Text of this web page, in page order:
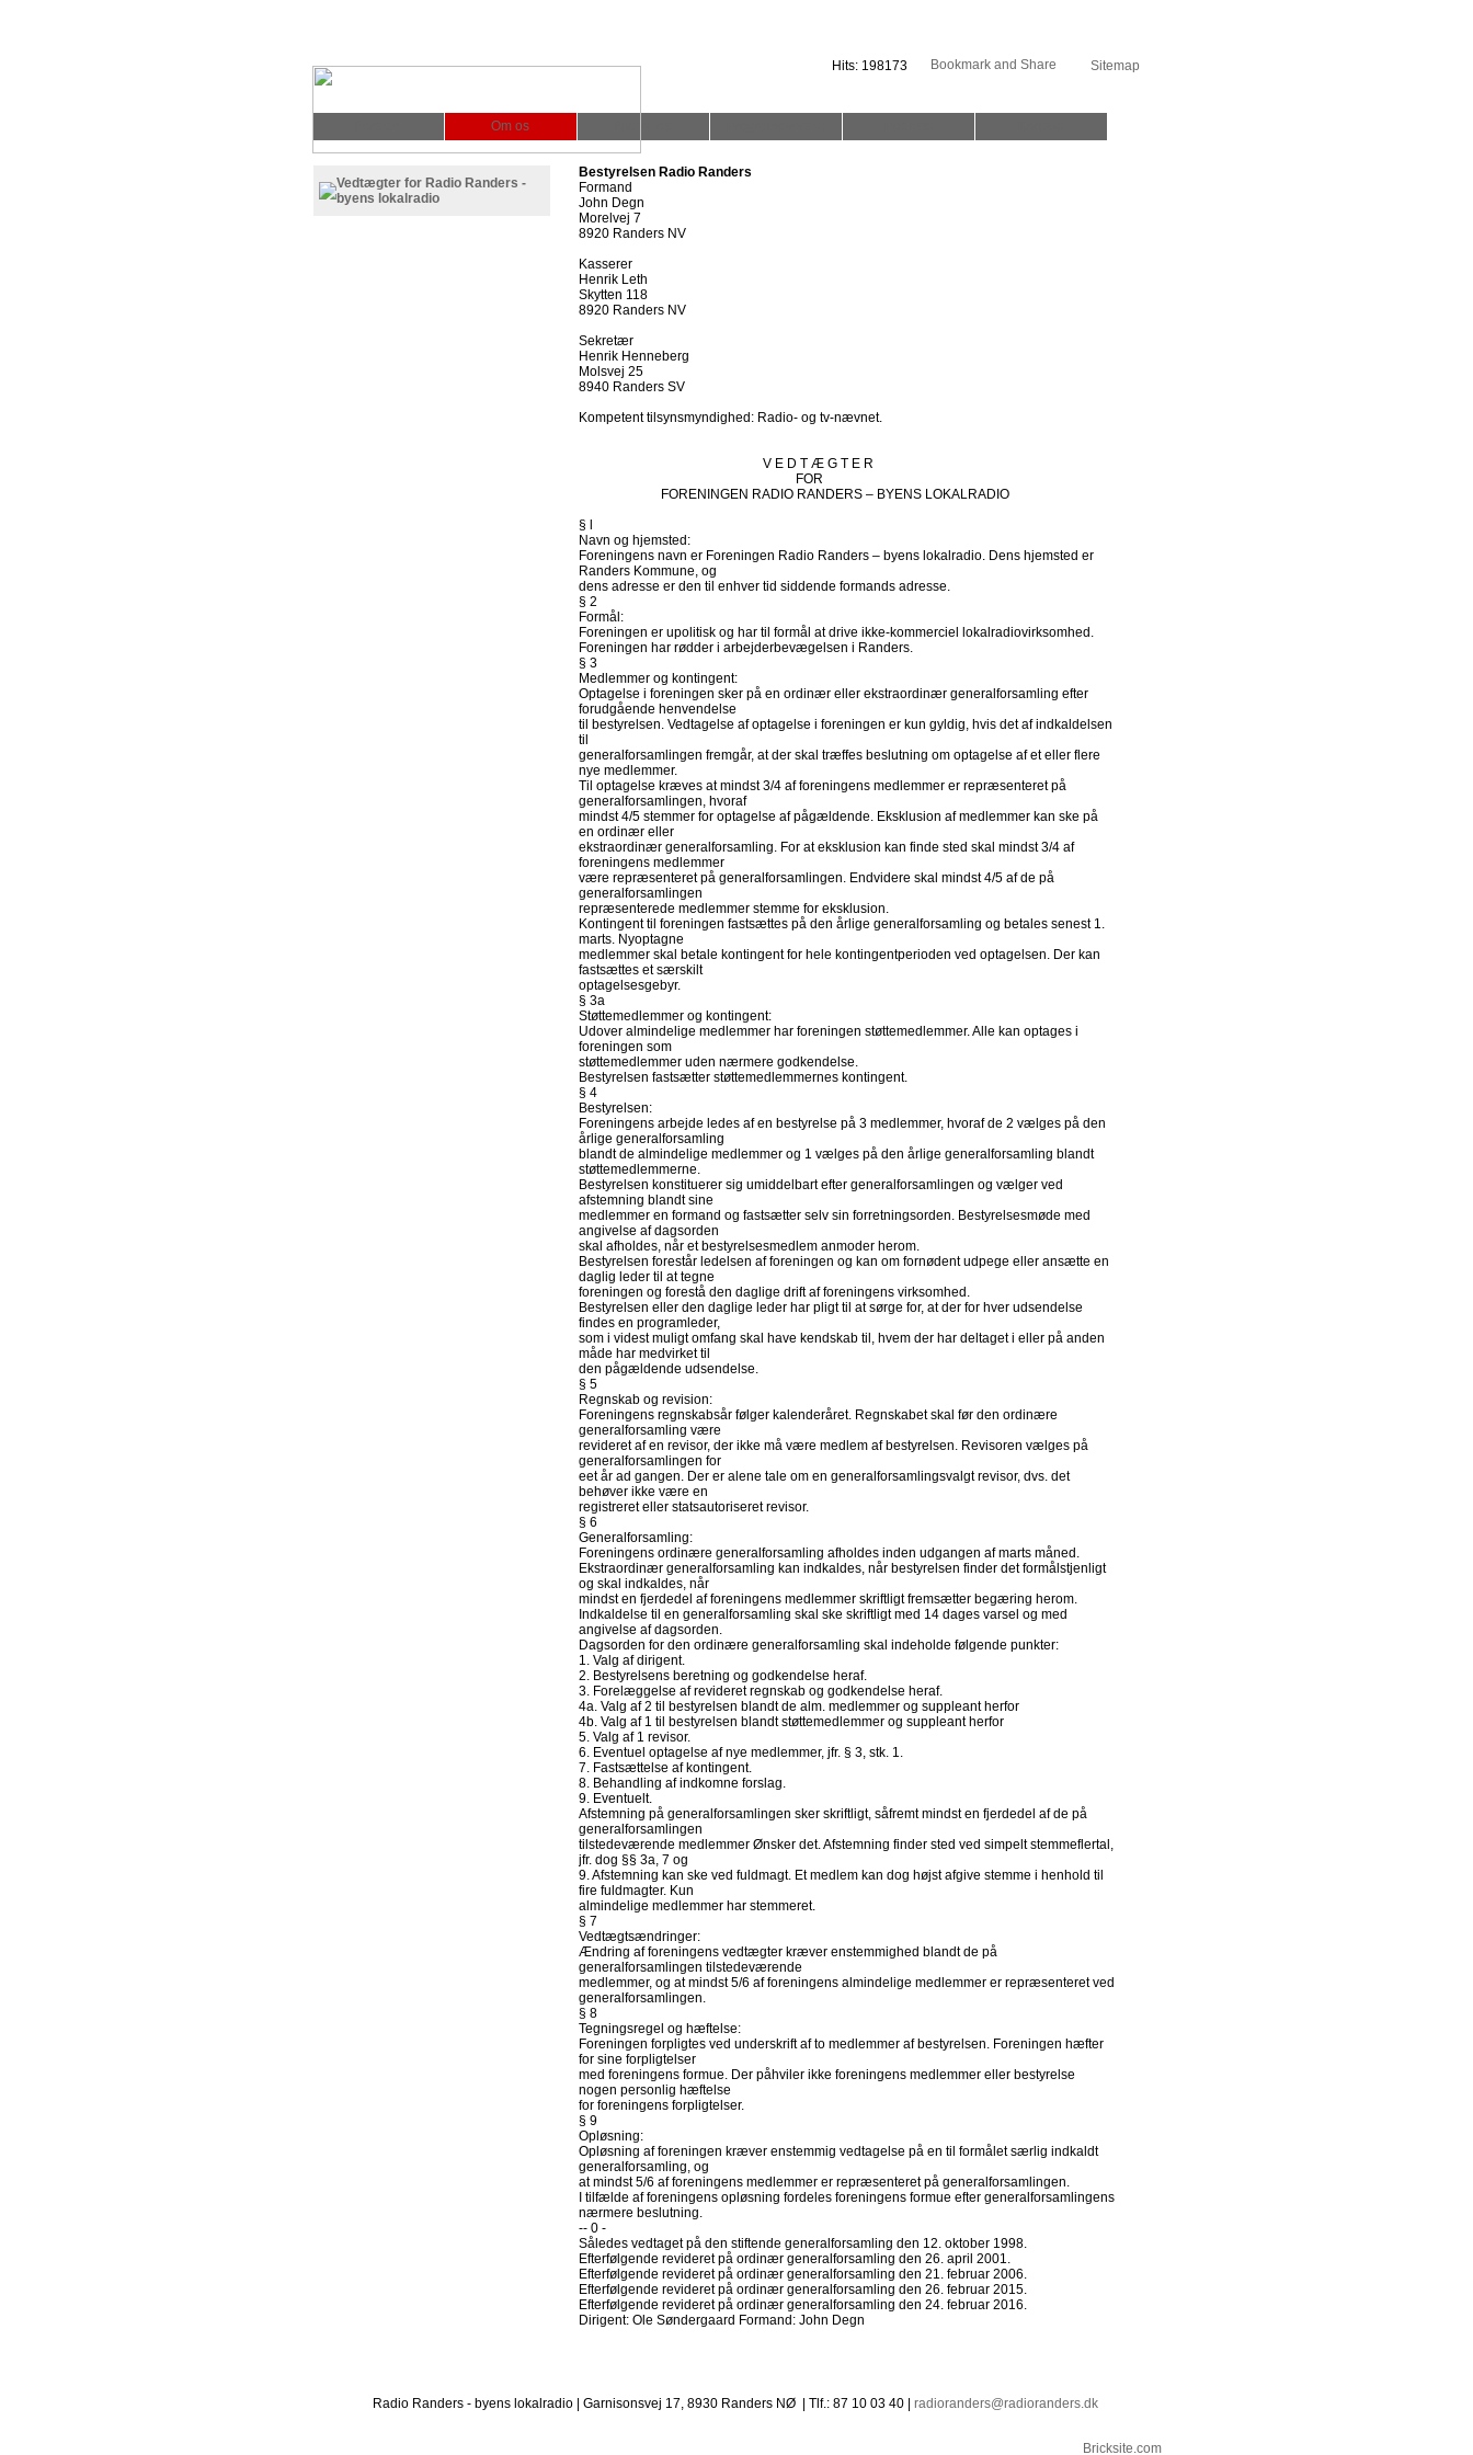
Hits: 198173 Sitemap
Om os
Vedtægter for Radio Randers -
byens lokalradio
Bestyrelsen Radio Randers
Formand
John Degn
Morelvej 7
8920 Randers NV
Kasserer
Henrik Leth
Skytten 118
8920 Randers NV
Sekretær
Henrik Henneberg
Molsvej 25
8940 Randers SV
Kompetent tilsynsmyndighed: Radio- og tv-nævnet.
V E D T Æ G T E R
FOR
FORENINGEN RADIO RANDERS – BYENS LOKALRADIO
§ l
Navn og hjemsted:
Foreningens navn er Foreningen Radio Randers – byens lokalradio. Dens hjemsted er
Randers Kommune, og
dens adresse er den til enhver tid siddende formands adresse.
§ 2
Formål:
Foreningen er upolitisk og har til formål at drive ikke-kommerciel lokalradiovirksomhed.
Foreningen har rødder i arbejderbevægelsen i Randers.
§ 3
Medlemmer og kontingent:
Optagelse i foreningen sker på en ordinær eller ekstraordinær generalforsamling efter
forudgående henvendelse
til bestyrelsen. Vedtagelse af optagelse i foreningen er kun gyldig, hvis det af indkaldelsen
til
generalforsamlingen fremgår, at der skal træffes beslutning om optagelse af et eller flere
nye medlemmer.
Til optagelse kræves at mindst 3/4 af foreningens medlemmer er repræsenteret på
generalforsamlingen, hvoraf
mindst 4/5 stemmer for optagelse af pågældende. Eksklusion af medlemmer kan ske på
en ordinær eller
ekstraordinær generalforsamling. For at eksklusion kan finde sted skal mindst 3/4 af
foreningens medlemmer
være repræsenteret på generalforsamlingen. Endvidere skal mindst 4/5 af de på
generalforsamlingen
repræsenterede medlemmer stemme for eksklusion.
Kontingent til foreningen fastsættes på den årlige generalforsamling og betales senest 1.
marts. Nyoptagne
medlemmer skal betale kontingent for hele kontingentperioden ved optagelsen. Der kan
fastsættes et særskilt
optagelsesgebyr.
§ 3a
Støttemedlemmer og kontingent:
Udover almindelige medlemmer har foreningen støttemedlemmer. Alle kan optages i
foreningen som
støttemedlemmer uden nærmere godkendelse.
Bestyrelsen fastsætter støttemedlemmernes kontingent.
§ 4
Bestyrelsen:
Foreningens arbejde ledes af en bestyrelse på 3 medlemmer, hvoraf de 2 vælges på den
årlige generalforsamling
blandt de almindelige medlemmer og 1 vælges på den årlige generalforsamling blandt
støttemedlemmerne.
Bestyrelsen konstituerer sig umiddelbart efter generalforsamlingen og vælger ved
afstemning blandt sine
medlemmer en formand og fastsætter selv sin forretningsorden. Bestyrelsesmøde med
angivelse af dagsorden
skal afholdes, når et bestyrelsesmedlem anmoder herom.
Bestyrelsen forestår ledelsen af foreningen og kan om fornødent udpege eller ansætte en
daglig leder til at tegne
foreningen og forestå den daglige drift af foreningens virksomhed.
Bestyrelsen eller den daglige leder har pligt til at sørge for, at der for hver udsendelse
findes en programleder,
som i videst muligt omfang skal have kendskab til, hvem der har deltaget i eller på anden
måde har medvirket til
den pågældende udsendelse.
§ 5
Regnskab og revision:
Foreningens regnskabsår følger kalenderåret. Regnskabet skal før den ordinære
generalforsamling være
revideret af en revisor, der ikke må være medlem af bestyrelsen. Revisoren vælges på
generalforsamlingen for
eet år ad gangen. Der er alene tale om en generalforsamlingsvalgt revisor, dvs. det
behøver ikke være en
registreret eller statsautoriseret revisor.
§ 6
Generalforsamling:
Foreningens ordinære generalforsamling afholdes inden udgangen af marts måned.
Ekstraordinær generalforsamling kan indkaldes, når bestyrelsen finder det formålstjenligt
og skal indkaldes, når
mindst en fjerdedel af foreningens medlemmer skriftligt fremsætter begæring herom.
Indkaldelse til en generalforsamling skal ske skriftligt med 14 dages varsel og med
angivelse af dagsorden.
Dagsorden for den ordinære generalforsamling skal indeholde følgende punkter:
1. Valg af dirigent.
2. Bestyrelsens beretning og godkendelse heraf.
3. Forelæggelse af revideret regnskab og godkendelse heraf.
4a. Valg af 2 til bestyrelsen blandt de alm. medlemmer og suppleant herfor
4b. Valg af 1 til bestyrelsen blandt støttemedlemmer og suppleant herfor
5. Valg af 1 revisor.
6. Eventuel optagelse af nye medlemmer, jfr. § 3, stk. 1.
7. Fastsættelse af kontingent.
8. Behandling af indkomne forslag.
9. Eventuelt.
Afstemning på generalforsamlingen sker skriftligt, såfremt mindst en fjerdedel af de på
generalforsamlingen
tilstedeværende medlemmer Ønsker det. Afstemning finder sted ved simpelt stemmeflertal,
jfr. dog §§ 3a, 7 og
9. Afstemning kan ske ved fuldmagt. Et medlem kan dog højst afgive stemme i henhold til
fire fuldmagter. Kun
almindelige medlemmer har stemmeret.
§ 7
Vedtægtsændringer:
Ændring af foreningens vedtægter kræver enstemmighed blandt de på
generalforsamlingen tilstedeværende
medlemmer, og at mindst 5/6 af foreningens almindelige medlemmer er repræsenteret ved
generalforsamlingen.
§ 8
Tegningsregel og hæftelse:
Foreningen forpligtes ved underskrift af to medlemmer af bestyrelsen. Foreningen hæfter
for sine forpligtelser
med foreningens formue. Der påhviler ikke foreningens medlemmer eller bestyrelse
nogen personlig hæftelse
for foreningens forpligtelser.
§ 9
Opløsning:
Opløsning af foreningen kræver enstemmig vedtagelse på en til formålet særlig indkaldt
generalforsamling, og
at mindst 5/6 af foreningens medlemmer er repræsenteret på generalforsamlingen.
I tilfælde af foreningens opløsning fordeles foreningens formue efter generalforsamlingens
nærmere beslutning.
-- 0 -
Således vedtaget på den stiftende generalforsamling den 12. oktober 1998.
Efterfølgende revideret på ordinær generalforsamling den 26. april 2001.
Efterfølgende revideret på ordinær generalforsamling den 21. februar 2006.
Efterfølgende revideret på ordinær generalforsamling den 26. februar 2015.
Efterfølgende revideret på ordinær generalforsamling den 24. februar 2016.
Dirigent: Ole Søndergaard Formand: John Degn
Radio Randers - byens lokalradio | Garnisonsvej 17, 8930 Randers NØ | Tlf.: 87 10 03 40 | radioranders@radioranders.dk
Bricksite.com